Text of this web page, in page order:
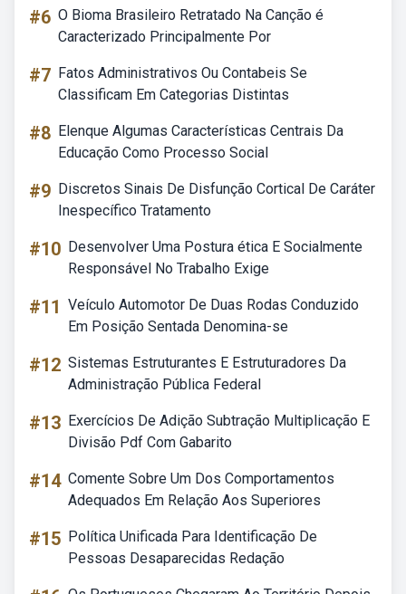
#6 O Bioma Brasileiro Retratado Na Canção é
Caracterizado Principalmente Por
#7 Fatos Administrativos Ou Contabeis Se
Classificam Em Categorias Distintas
#8 Elenque Algumas Características Centrais Da
Educação Como Processo Social
#9 Discretos Sinais De Disfunção Cortical De Caráter
Inespecífico Tratamento
#10 Desenvolver Uma Postura ética E Socialmente
Responsável No Trabalho Exige
#11 Veículo Automotor De Duas Rodas Conduzido
Em Posição Sentada Denomina-se
#12 Sistemas Estruturantes E Estruturadores Da
Administração Pública Federal
#13 Exercícios De Adição Subtração Multiplicação E
Divisão Pdf Com Gabarito
#14 Comente Sobre Um Dos Comportamentos
Adequados Em Relação Aos Superiores
#15 Política Unificada Para Identificação De
Pessoas Desaparecidas Redação